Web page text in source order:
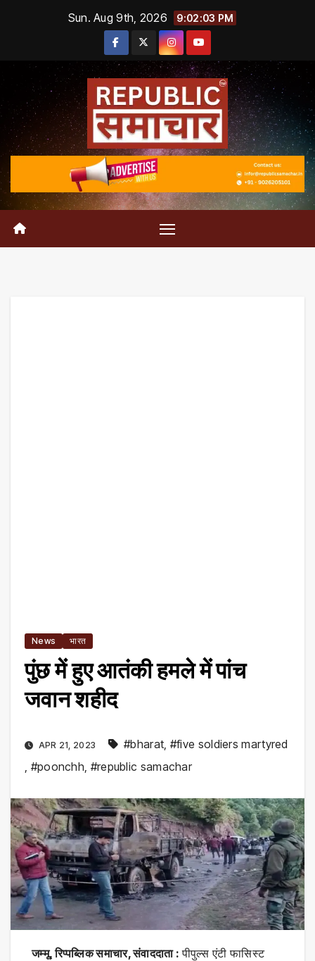
Sun. Aug 9th, 2026 9:02:04 PM
News भारत
पुंछ में हुए आतंकी हमले में पांच
जवान शहीद
APR 21, 2023 #bharat #five soldiers martyred
#poonchh #republic samachar
जम्मू, रिप्पब्लिक समाचार, संवाददाता :पीपुल्स एंटी फासिस्ट